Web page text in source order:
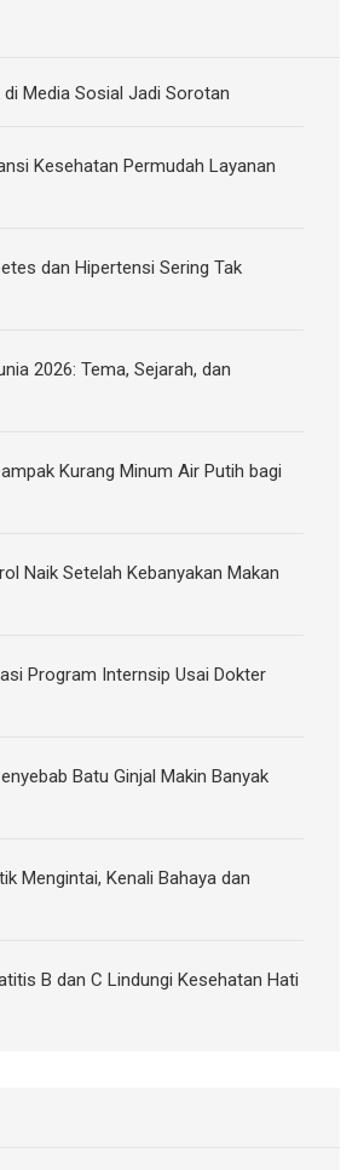
Media Sosial Jadi Sorotan
Kesehatan Permudah Layanan
dan Hipertensi Sering Tak
2026: Tema, Sejarah, dan
Kurang Minum Air Putih bagi
Naik Setelah Kebanyakan Makan
Program Internsip Usai Dokter
Batu Ginjal Makin Banyak
Mengintai, Kenali Bahaya dan
B dan C Lindungi Kesehatan Hati